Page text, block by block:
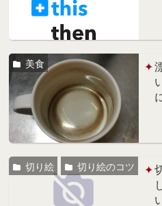
美食
切り絵 切り絵のコツ